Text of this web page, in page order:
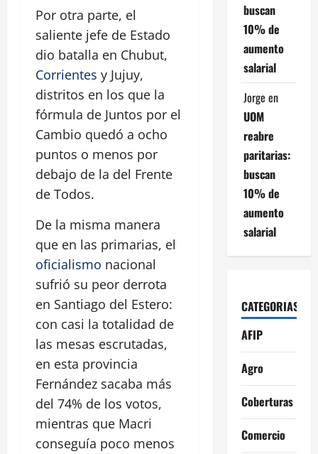
Por otra parte, el
saliente jefe de Estado
dio batalla en Chubut,
Corrientes y Jujuy,
distritos en los que la
fórmula de Juntos por el
Cambio quedó a ocho
puntos o menos por
debajo de la del Frente
de Todos.
De la misma manera
que en las primarias, el
oficialismo nacional
sufrió su peor derrota
en Santiago del Estero:
con casi la totalidad de
las mesas escrutadas,
en esta provincia
Fernández sacaba más
del 74% de los votos,
mientras que Macri
conseguía poco menos
buscan
10% de
aumento
salarial
Jorge en
UOM
reabre
paritarias:
buscan
10% de
aumento
salarial
CATEGORIAS
AFIP
Agro
Coberturas
Comercio